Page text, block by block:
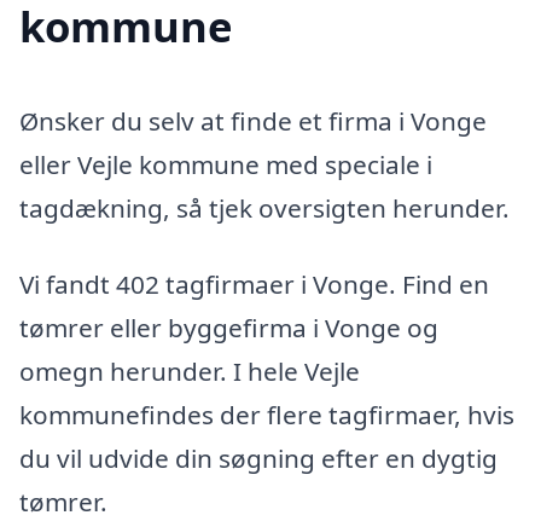
kommune
Ønsker du selv at finde et firma i Vonge
eller Vejle kommune med speciale i
tagdækning, så tjek oversigten herunder.
Vi fandt 402 tagfirmaer i Vonge. Find en
tømrer eller byggefirma i Vonge og
omegn herunder. I hele Vejle
kommunefindes der flere tagfirmaer, hvis
du vil udvide din søgning efter en dygtig
tømrer.